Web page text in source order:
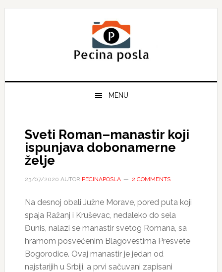
Skip
Skip
Skip
MENU
Sveti Roman–manastir koji
ispunjava dobonamerne
želje
23/07/2020 AUTOR PECINAPOSLA 2 COMMENTS
Na desnoj obali Južne Morave, pored puta koji
spaja Ražanj i Kruševac, nedaleko do sela
Đunis, nalazi se manastir svetog Romana, sa
hramom posvećenim Blagovestima Presvete
Bogorodice. Ovaj manastir je jedan od
najstarijih u Srbiji, a prvi sačuvani zapisani